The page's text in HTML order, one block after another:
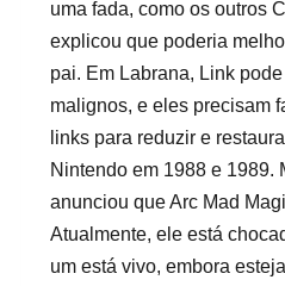
uma fada, como os outros
explicou que poderia
pai. Em Labrana, Link
malignos, e eles precisam
links para reduzir e
Nintendo em 1988 e 1989.
anunciou que Arc Mad
Atualmente, ele está
um está vivo, embora